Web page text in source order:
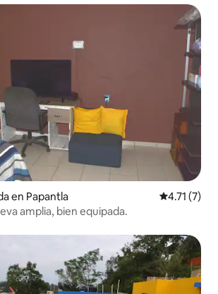
en Papantla Calificación
4.71 (7)
amplia, bien equipada.